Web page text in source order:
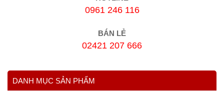
0961 246 116
BÁN LẺ
02421 207 666
DANH MỤC SẢN PHẨM